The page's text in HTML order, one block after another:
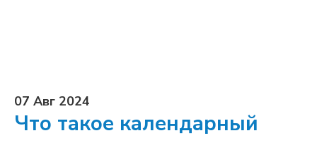
07 Авг 2024
Что такое календарный